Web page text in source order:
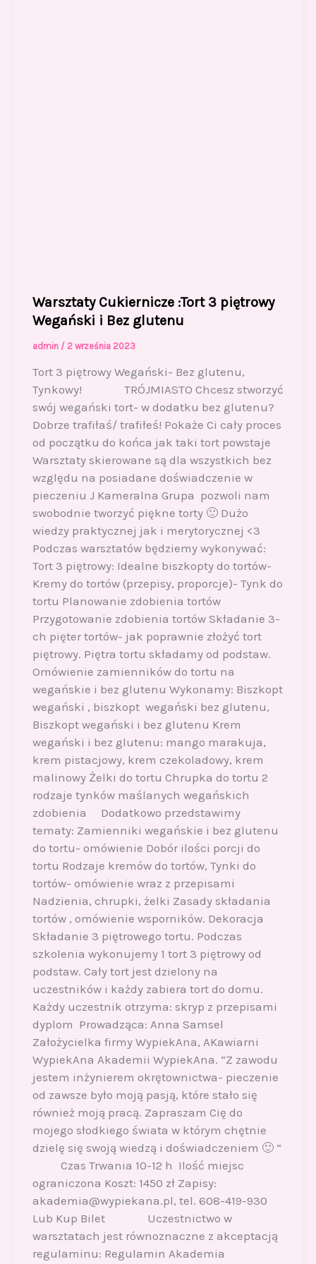
Warsztaty Cukiernicze :Tort 3 piętrowy
Wegański i Bez glutenu
admin / 2 września 2023
Tort 3 piętrowy Wegański- Bez glutenu,
Tynkowy! TRÓJMIASTO Chcesz stworzyć
swój wegański tort- w dodatku bez glutenu?
Dobrze trafiłaś/ trafiłeś! Pokaże Ci cały proces
od początku do końca jak taki tort powstaje
Warsztaty skierowane są dla wszystkich bez
względu na posiadane doświadczenie w
pieczeniu J Kameralna Grupa pozwoli nam
swobodnie tworzyć piękne torty 🙂 Dużo
wiedzy praktycznej jak i merytorycznej <3
Podczas warsztatów będziemy wykonywać:
Tort 3 piętrowy: Idealne biszkopty do tortów-
Kremy do tortów (przepisy, proporcje)- Tynk do
tortu Planowanie zdobienia tortów
Przygotowanie zdobienia tortów Składanie 3-
ch pięter tortów- jak poprawnie złożyć tort
piętrowy. Piętra tortu składamy od podstaw.
Omówienie zamienników do tortu na
wegańskie i bez glutenu Wykonamy: Biszkopt
wegański , biszkopt wegański bez glutenu,
Biszkopt wegański i bez glutenu Krem
wegański i bez glutenu: mango marakuja,
krem pistacjowy, krem czekoladowy, krem
malinowy Żelki do tortu Chrupka do tortu 2
rodzaje tynków maślanych wegańskich
zdobienia Dodatkowo przedstawimy
tematy: Zamienniki wegańskie i bez glutenu
do tortu- omówienie Dobór ilości porcji do
tortu Rodzaje kremów do tortów, Tynki do
tortów- omówienie wraz z przepisami
Nadzienia, chrupki, żelki Zasady składania
tortów , omówienie wsporników. Dekoracja
Składanie 3 piętrowego tortu. Podczas
szkolenia wykonujemy 1 tort 3 piętrowy od
podstaw. Cały tort jest dzielony na
uczestników i każdy zabiera tort do domu.
Każdy uczestnik otrzyma: skryp z przepisami
dyplom Prowadząca: Anna Samsel
Założycielka firmy WypiekAna, AKawiarni
WypiekAna Akademii WypiekAna. “Z zawodu
jestem inżynierem okrętownictwa- pieczenie
od zawsze było moją pasją, które stało się
również moją pracą. Zapraszam Cię do
mojego słodkiego świata w którym chętnie
dzielę się swoją wiedzą i doświadczeniem 🙂 “
Czas Trwania 10-12 h Ilość miejsc
ograniczona Koszt: 1450 zł Zapisy:
akademia@wypiekana.pl, tel. 608-419-930
Lub Kup Bilet Uczestnictwo w
warsztatach jest równoznaczne z akceptacją
regulaminu: Regulamin Akademia